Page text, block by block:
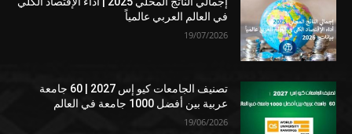
في العالم العربي عالمياً
19/07/2026
تصنيف الجامعات كيو إس 2027 | 60 جامعة
عربية بين أفضل 1000 جامعة في العالم
19/06/2026